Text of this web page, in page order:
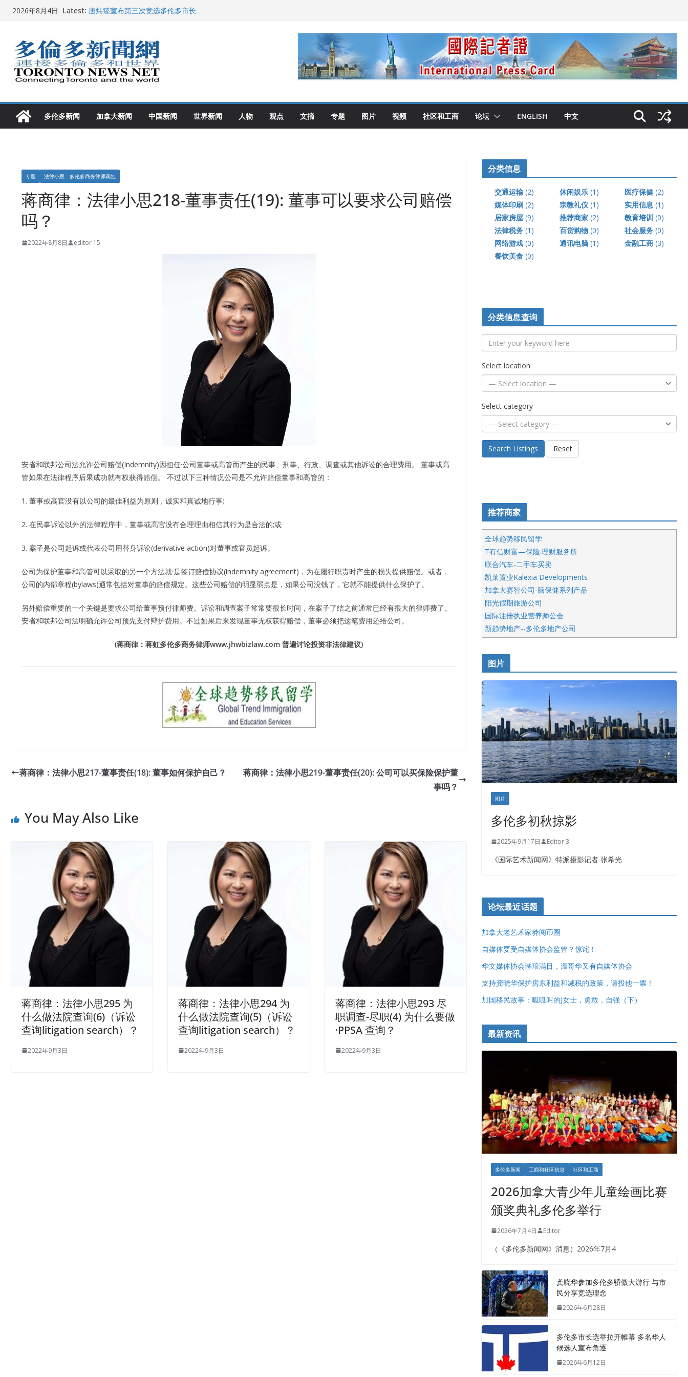
Skip2026年8月4日 Latest: 唐炜臻宣布第三次竞选多伦多市长
多伦多市长选举拉开帷幕 多名华人候选人宣布角逐
2026深圳国际佛事用品展览会暨沉香文化艺术展开幕盛典纪实
多伦多新闻 加拿大新闻 中国新闻 世界新闻 人物 观点 文摘 专题 图片 视频 社区和工商 论坛 ENGLISH 中文
专题 法律小思：多伦多商务律师蒋虹
蒋商律：法律小思218-董事责任(19): 董事可以要求公司赔偿
吗？
2022年8月8日 editor 15
安省和联邦公司法允许公司赔偿(Indemnity)因担任·公司董事或高管而产生的民事、刑事、行政、调查或其他诉讼的合理费用。 董事或高
管如果在法律程序后果成功就有权获得赔偿。 不过以下三种情况公司是不允许赔偿董事和高管的：
1. 董事或高官没有以公司的最佳利益为原则，诚实和真诚地行事;
2. 在民事诉讼以外的法律程序中，董事或高官没有合理理由相信其行为是合法的;或
3. 案子是公司起诉或代表公司用替身诉讼(derivative action)对董事或官员起诉。
公司为保护董事和高管可以采取的另一个方法就·是签订赔偿协议(indemnity agreement)，为在履行职责时产生的损失提供赔偿。或者，
公司的内部章程(bylaws)通常包括对董事的赔偿规定。这些公司赔偿的明显弱点是，如果公司没钱了，它就不能提供什么保护了。
另外赔偿重要的一个关键是要求公司给董事预付律师费。诉讼和调查案子常常要很长时间，在案子了结之前通常已经有很大的律师费了。
安省和联邦公司法明确允许公司预先支付辩护费用。不过如果后来发现董事无权获得赔偿，董事必须把这笔费用还给公司。
(蒋商律：蒋虹多伦多商务律师www.jhwbizlaw.com 普遍讨论投资非法律建议)
蒋商律：法律小思217-董事责任(18): 董事如何保护自己？
蒋商律：法律小思219-董事责任(20): 公司可以买保险保护董
事吗？
You May Also Like
蒋商律：法律小思295 为
什么做法院查询(6)（诉讼
查询litigation search）？
2022年9月3日
蒋商律：法律小思294 为
什么做法院查询(5)（诉讼
查询litigation search）？
2022年9月3日
蒋商律：法律小思293 尽
职调查-尽职(4) 为什么要做
·PPSA 查询？
2022年9月3日
分类信息
交通运输 (2) 休闲娱乐 (1) 医疗保健 (2)
媒体印刷 (2) 宗教礼仪 (1) 实用信息 (1)
居家房屋 (9) 推荐商家 (2) 教育培训 (0)
法律税务 (1) 百货购物 (0) 社会服务 (0)
网络游戏 (0) 通讯电脑 (1) 金融工商 (3)
餐饮美食 (0)
分类信息查询
Select location
Select category
Search Listings Reset
推荐商家
全球趋势移民留学
T有信财富—保险.理财服务所
联合汽车-二手车买卖
凯莱置业Kalexia Developments
加拿大赛智公司-脑保健系列产品
阳光假期旅游公司
国际注册执业营养师公会
新趋势地产--多伦多地产公司
呱呱电器
开明车行KS CAR SALES & SERVICE
健健宝公司
皇后金融集团
正点印艺设计
图片
图片
多伦多初秋掠影
2025年9月17日 Editor 3
《国际艺术新闻网》特派摄影记者 张希光
论坛最近话题
加拿大老艺术家莽闯币圈
自媒体要受自媒体协会监管？惊诧！
华文媒体协会琳琅满目，温哥华又有自媒体协会
支持龚晓华保护房东利益和减税的政策，请投他一票！
加国移民故事：呱呱叫的J女士，勇敢，自强（下）
最新资讯
多伦多新闻 工商和社区信息 社区和工商
2026加拿大青少年儿童绘画比赛
颁奖典礼多伦多举行
2026年7月4日 Editor
（《多伦多新闻网》消息）2026年7月4
龚晓华参加多伦多骄傲大游行 与市
民分享竞选理念
2026年6月28日
多伦多市长选举拉开帷幕 多名华人
候选人宣布角逐
2026年6月12日